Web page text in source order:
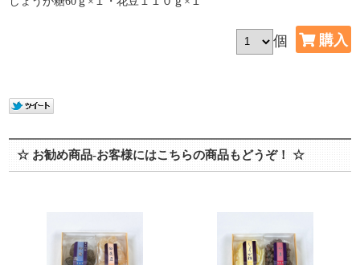
個
☆ お勧め商品-お客様にはこちらの商品もどうぞ！ ☆